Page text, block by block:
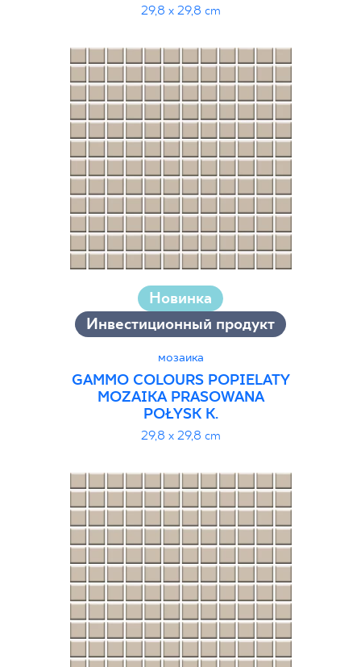
29,8 x 29,8 cm
Новинка
Инвестиционный продукт
мозаика
GAMMO COLOURS POPIELATY
MOZAIKA PRASOWANA
POŁYSK K.
29,8 x 29,8 cm